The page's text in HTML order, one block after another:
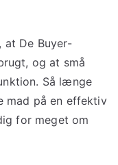
at De Buyer-
og at små
Så længe
mad på en effektiv
for meget om